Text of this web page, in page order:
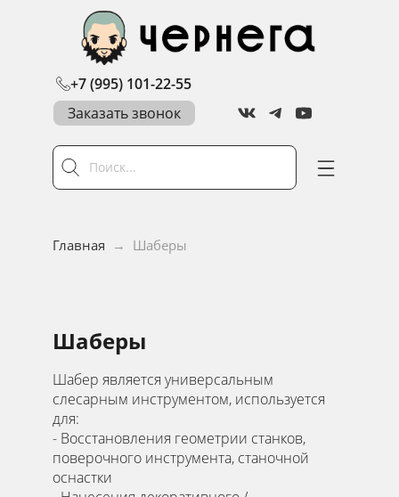
+7 (995) 101-22-55
Заказать звонок
Главная → Шаберы
Шаберы
Шабер является универсальным
слесарным инструментом, используется
для:
- Восстановления геометрии станков,
поверочного инструмента, станочной
оснастки